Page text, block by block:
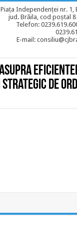
Piața Independenței nr. 1,
jud. Brăila, cod poștal
Telefon:
E-mail:
de